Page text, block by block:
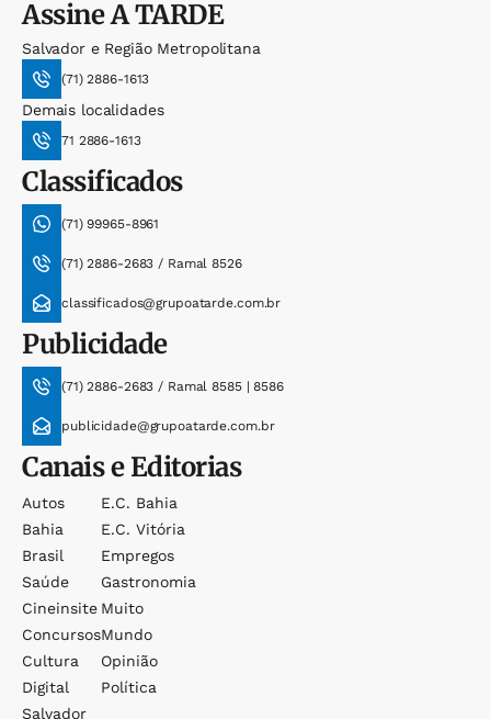
AssineA TARDE
Salvador e Região Metropolitana
(71) 2886-1613
Demais localidades
71 2886-1613
Classificados
(71) 99965-8961
(71) 2886-2683 / Ramal 8526
classificados@grupoatarde.com.br
Publicidade
(71) 2886-2683 / Ramal 8585 | 8586
publicidade@grupoatarde.com.br
Canais e Editorias
Autos
Bahia
Brasil
Saúde
Cineinsite
Concursos
Cultura
Digital
Salvador
E.c. Bahia
E.c. Vitória
Empregos
Gastronomia
Muito
Mundo
Opinião
Política